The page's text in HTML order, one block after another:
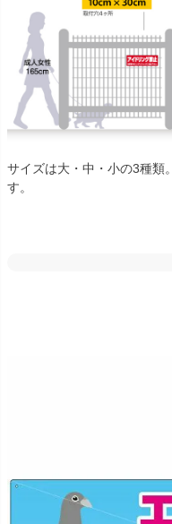
サイズは大・中・小の3種類
す。